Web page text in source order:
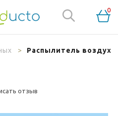
0
Распылитель воздуха
отзыв